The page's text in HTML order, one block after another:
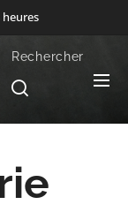
heures
Rechercher